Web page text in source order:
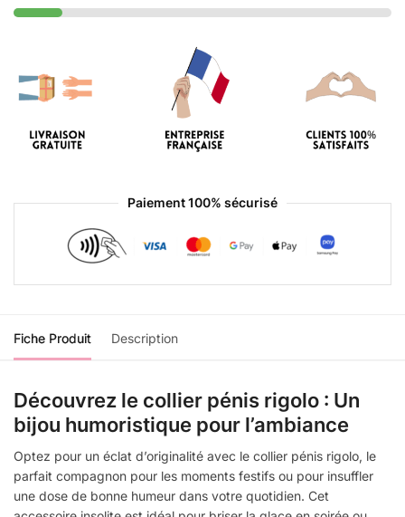
Paiement 100% sécurisé
Fiche Produit Description
Découvrez le collier pénis rigolo : Un
bijou humoristique pour l’ambiance
Optez pour un éclat d’originalité avec le collier pénis rigolo, le
parfait compagnon pour les moments festifs ou pour insuffler
une dose de bonne humeur dans votre quotidien. Cet